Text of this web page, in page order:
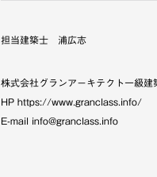
担当建築士 浦広志
株式会社グランアーキテクト一級建
HP https://www.granclass.info/
E-mail info@granclass.info